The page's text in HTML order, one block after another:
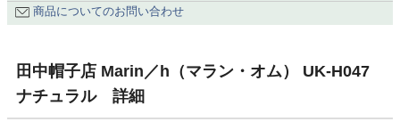
商品についてのお問い合わせ
田中帽子店 Marin／h（マラン・オム） UK-H047
ナチュラル 詳細